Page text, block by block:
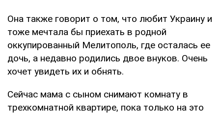
Она также говорит о том, что любит Украину и
тоже мечтала бы приехать в родной
оккупированный Мелитополь, где осталась ее
дочь, а недавно родились двое внуков. Очень
хочет увидеть их и обнять.
Сейчас мама с сыном снимают комнату в
трехкомнатной квартире, пока только на это